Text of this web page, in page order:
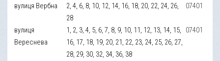
вулиця Вербна
2, 4, 6, 8, 10, 12, 14, 16, 18, 20, 22, 24, 26,
28
07401
вулиця
Вереснева
1, 2, 3, 4, 5, 6, 7, 8, 9, 10, 11, 12, 13, 14, 15,
16, 17, 18, 19, 20, 21, 22, 23, 24, 25, 26, 27,
28, 29, 30, 32, 34, 36, 38
07401